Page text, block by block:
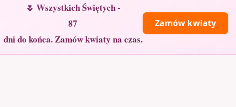
🌷 Wszystkich Świętych -
87
dni do końca. Zamów kwiaty na czas.
Zamów kwiaty